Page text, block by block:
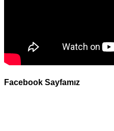
Facebook Sayfamız